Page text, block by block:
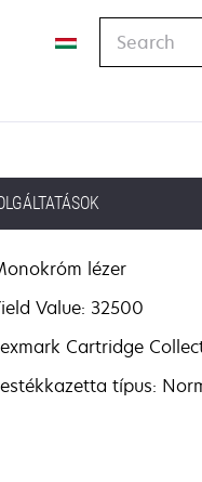
lézer
Value: 32500
Cartridge
típus: